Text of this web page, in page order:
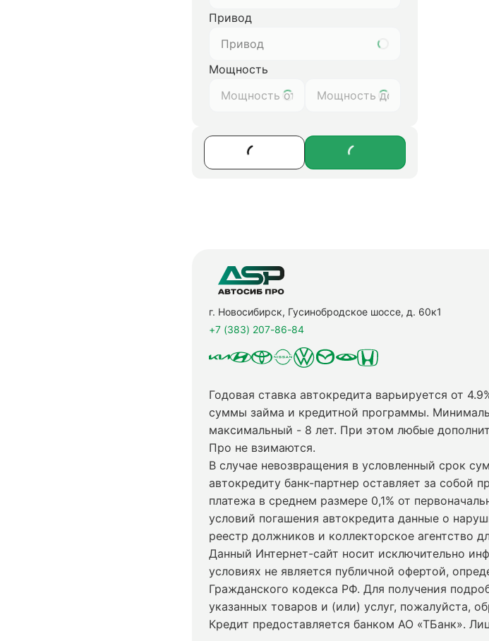
Привод
Привод
Мощность
г. Новосибирск, Гусинобродское шоссе, д. 60к1
+7 (383) 207-86-84
Годовая ставка автокредита варьируется от
суммы займа и кредитной программы.
максимальный - 8 лет. При этом любые
Про не взимаются.
В случае невозвращения в условленный срок
автокредиту банк-партнер оставляет за собой
платежа в среднем размере 0,1% от
условий погашения автокредита данные о
реестр должников и коллекторское агентство
Данный Интернет-сайт носит исключительно
условиях не является публичной офертой,
Гражданского кодекса РФ. Для получения
указанных товаров и (или) услуг, пожалуйста,
Кредит предоставляется банком АО «ТБанк».